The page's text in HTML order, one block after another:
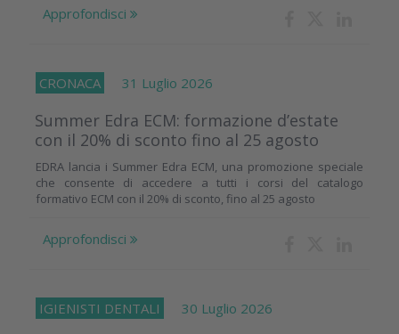
Approfondisci
CRONACA 31 Luglio 2026
Summer Edra ECM: formazione d’estate
con il 20% di sconto fino al 25 agosto
EDRA lancia i Summer Edra ECM, una promozione speciale
che consente di accedere a tutti i corsi del catalogo
formativo ECM con il 20% di sconto, fino al 25 agosto
Approfondisci
IGIENISTI DENTALI 30 Luglio 2026